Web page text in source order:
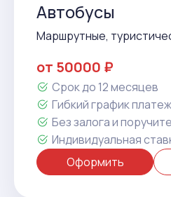
Автобусы
Маршрутные,
от 50000 ₽
Срок до 12 месяцев
Гибкий график
Без залога и
Индивидуальная
Оформить